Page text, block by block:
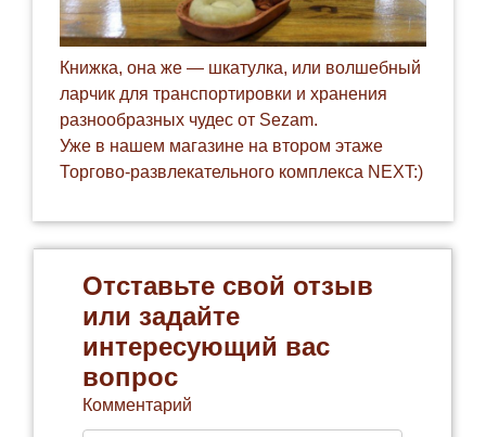
Книжка, она же — шкатулка, или волшебный
ларчик для транспортировки и хранения
разнообразных чудес от Sezam.
Уже в нашем магазине на втором этаже
Торгово-развлекательного комплекса NEXT:)
Отставьте свой отзыв
или задайте
интересующий вас
вопрос
Комментарий